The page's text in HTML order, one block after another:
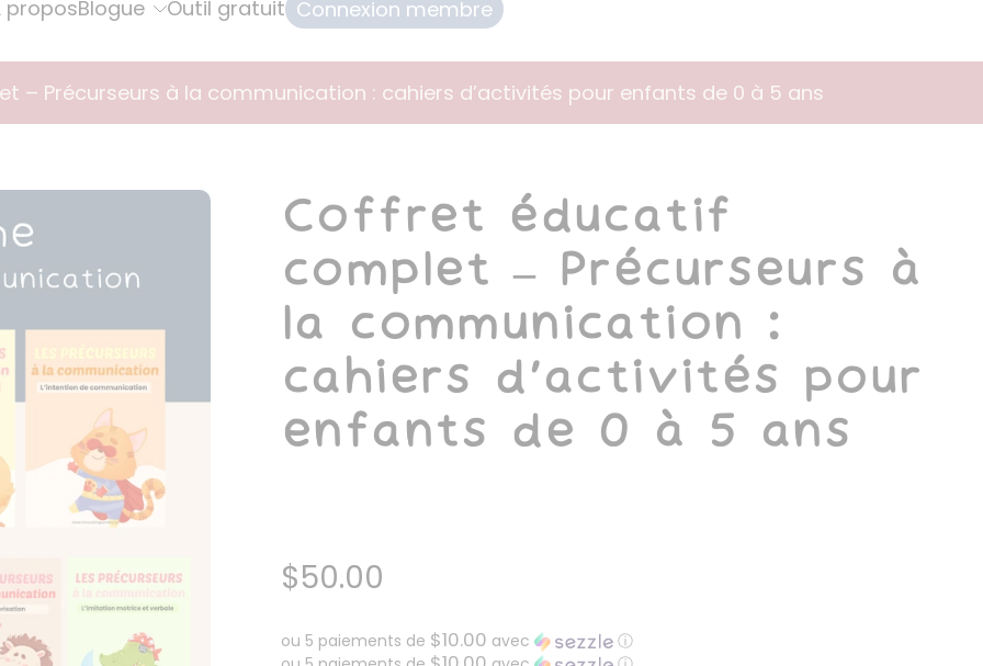
proposBlogue Outil gratuit Connexion membre
– Précurseurs à la communication : cahiers d’activités pour enfants de 0 à 5 ans
Coffret éducatif
complet – Précurseurs à
la communication :
cahiers d’activités pour
enfants de 0 à 5 ans
$50.00
ou 5 paiements de $10.00 avec
ⓘ